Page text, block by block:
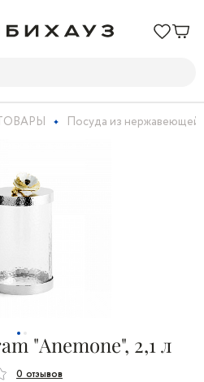
Посуда из нержавеющей
"Аnemone", 2,1 л
0 отзывов